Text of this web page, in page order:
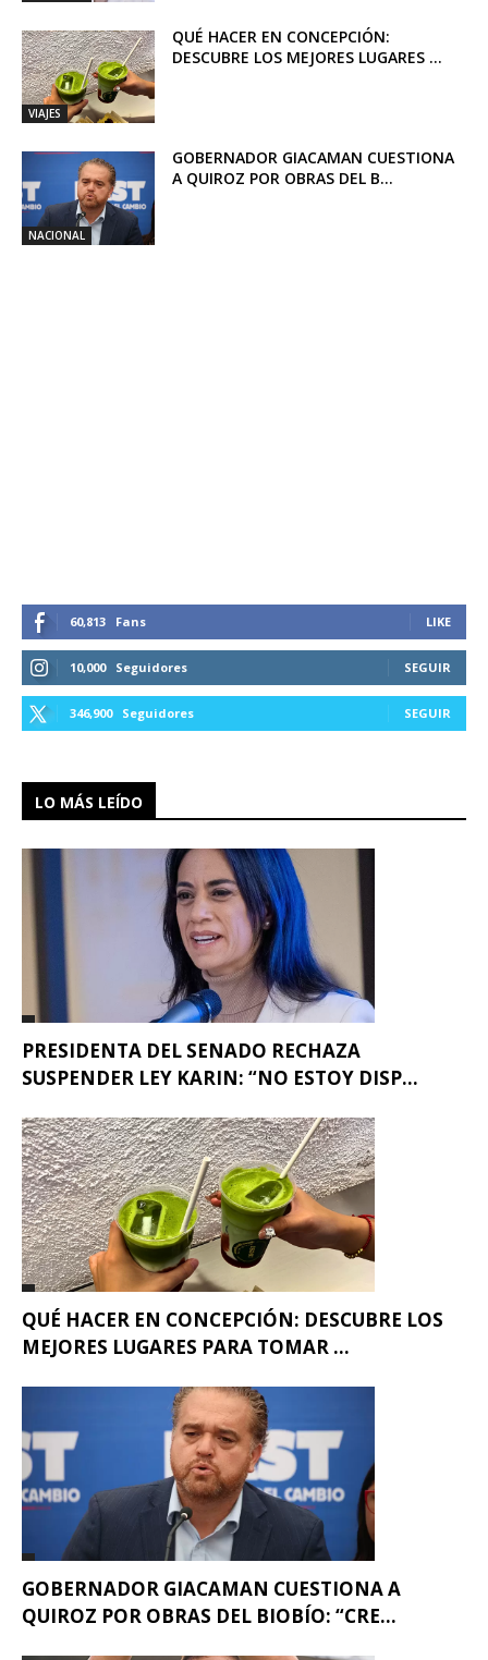
VIAJES
QUÉ HACER EN CONCEPCIÓN:
DESCUBRE LOS MEJORES LUGARES ...
NACIONAL
GOBERNADOR GIACAMAN CUESTIONA
A QUIROZ POR OBRAS DEL B...
60,813 Fans LIKE
10,000 Seguidores SEGUIR
346,900 Seguidores SEGUIR
LO MÁS LEÍDO
PRESIDENTA DEL SENADO RECHAZA
SUSPENDER LEY KARIN: “NO ESTOY DISP...
QUÉ HACER EN CONCEPCIÓN: DESCUBRE LOS
MEJORES LUGARES PARA TOMAR ...
GOBERNADOR GIACAMAN CUESTIONA A
QUIROZ POR OBRAS DEL BIOBÍO: “CRE...